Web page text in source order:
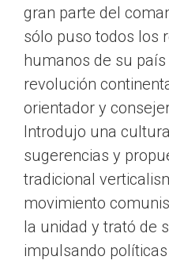
gran parte del
sólo puso todos los
humanos de su
revolución
orientador y
Introdujo una
sugerencias y
tradicional
movimiento
la unidad y trató de
impulsando